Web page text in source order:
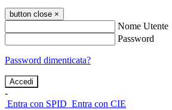
button close ×
Nome Utente
Password
Password dimenticata?
-
Entra con SPID Entra con CIE